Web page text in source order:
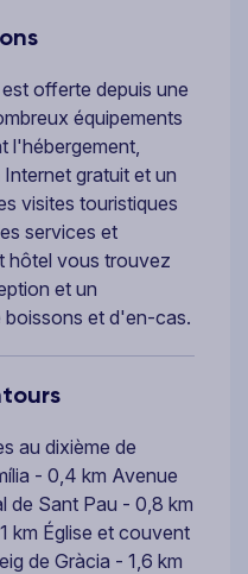
offerte depuis une
équipements
l'hébergement,
gratuit et un
visites touristiques
services et
hôtel vous trouvez
et un
boissons et d'en-cas.
au dixième de
- 0,4 km Avenue
de Sant Pau - 0,8 km
km Église et couvent
de Gràcia - 1,6 km